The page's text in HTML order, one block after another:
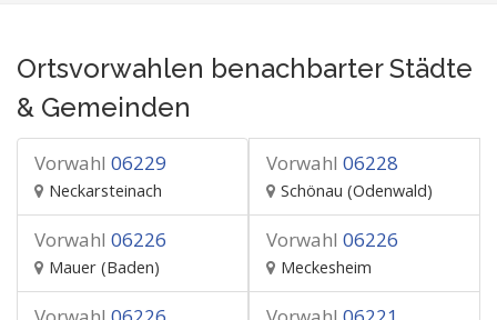
Ortsvorwahlen benachbarter Städte
& Gemeinden
Vorwahl 06229
Neckarsteinach
Vorwahl 06228
Schönau (Odenwald)
Vorwahl 06226
Mauer (Baden)
Vorwahl 06226
Meckesheim